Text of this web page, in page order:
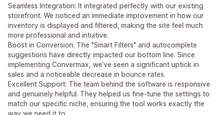
Seamless Integration: It integrated perfectly with our existing
storefront. We noticed an immediate improvement in how our
inventory is displayed and filtered, making the site feel much
more professional and intuitive.
Boost in Conversion: The "Smart Filters" and autocomplete
suggestions have directly impacted our bottom line. Since
implementing Convermax, we’ve seen a significant uptick in
sales and a noticeable decrease in bounce rates.
Excellent Support: The team behind the software is responsive
and genuinely helpful. They helped us fine-tune the settings to
match our specific niche, ensuring the tool works exactly the